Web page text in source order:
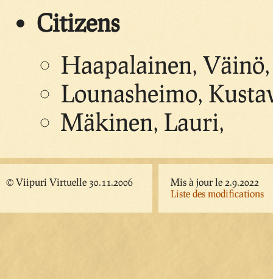
Citizens
Haapalainen,
Lounasheimo,
Mäkinen, Lauri,
© Viipuri Virtuelle 30.11.2006
Mis à jour le 2.9.2022
Liste des modifications